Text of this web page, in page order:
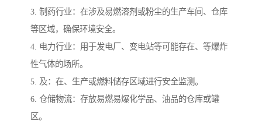
3. 制药行业：在涉及易燃溶剂或粉尘的生产车间、仓库
等区域，确保环境安全。
4. 电力行业：用于发电厂、变电站等可能存在、等爆炸
性气体的场所。
5. 及：在、生产或燃料储存区域进行安全监测。
6. 仓储物流：存放易燃易爆化学品、油品的仓库或罐
区。